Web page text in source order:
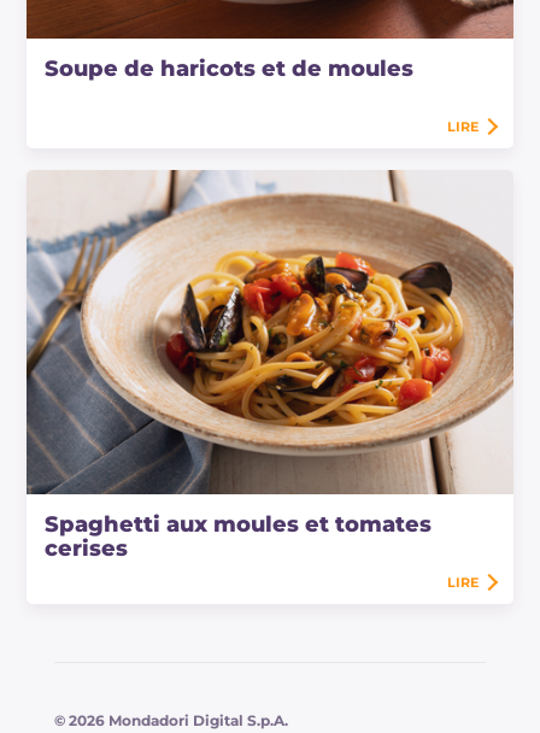
Soupe de haricots et de moules
LIRE
Spaghetti aux moules et tomates
cerises
LIRE
© 2026 Mondadori Digital S.p.A.